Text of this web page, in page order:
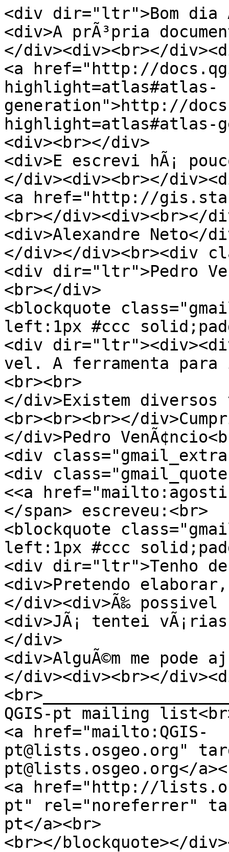
<div dir="ltr">Bom dia
<div>A prÃ³pria
</div><div><br></
<a href="http://
highlight=atlas#atlas-
generation">http://
highlight=atlas#atlas-
<div><br></div>
<div>E escrevi hÃ¡
</div><div><br></
<a href="http://
<br></div><div><br></
<div>Alexandre Neto</
</div></div><br><div
<div dir="ltr">Pedro
<br></div>
<blockquote
left:1px #ccc
<div
vel. A ferramenta para
<br><br>
</div>Existem diversos
<br><br><br></
</div>Pedro
<div
<div
<<a
</span> escreveu:<br>
<blockquote
left:1px #ccc
<div dir="ltr">Tenho
<div>Pretendo
</div><div>Ã‰ possivel
<div>JÃ¡ tentei
</div>
<div>AlguÃ©m me pode
</div><div><br></
QGIS-pt mailing
<a href="mailto:QGIS-
pt@lists.osgeo.org"
pt@lists.osgeo.org</
<a href="http://
pt" rel="noreferrer"
pt</a><br>
<br></blockquote></